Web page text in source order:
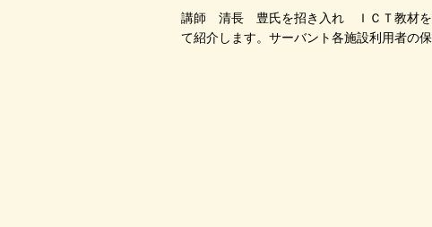
講師 清長 豊氏を招き入れ ＩＣＴ教材を
て紹介します。サーバント各施設利用者の